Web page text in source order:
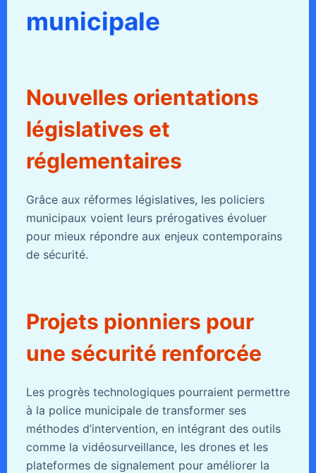
municipale
Nouvelles orientations
législatives et
réglementaires
Grâce aux réformes législatives, les policiers
municipaux voient leurs prérogatives évoluer
pour mieux répondre aux enjeux contemporains
de sécurité.
Projets pionniers pour
une sécurité renforcée
Les progrès technologiques pourraient permettre
à la police municipale de transformer ses
méthodes d’intervention, en intégrant des outils
comme la vidéosurveillance, les drones et les
plateformes de signalement pour améliorer la